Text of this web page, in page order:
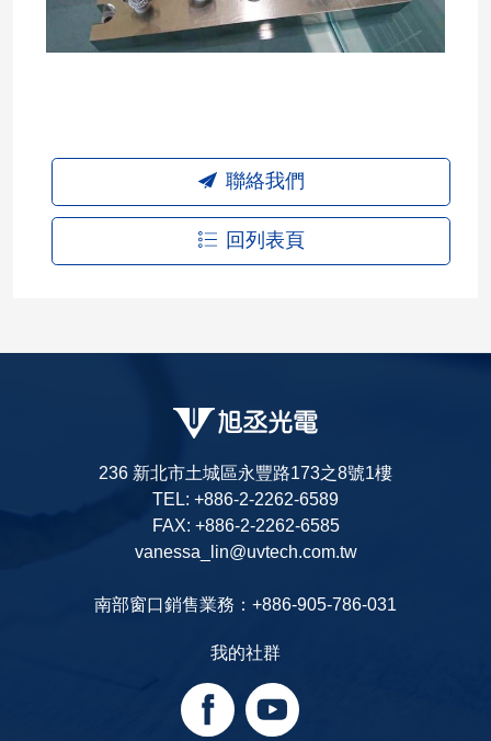
聯絡我們
回列表頁
236 新北市土城區永豐路173之8號1樓
TEL: +886-2-2262-6589
FAX: +886-2-2262-6585
vanessa_lin@uvtech.com.tw
南部窗口銷售業務：+886-905-786-031
我的社群